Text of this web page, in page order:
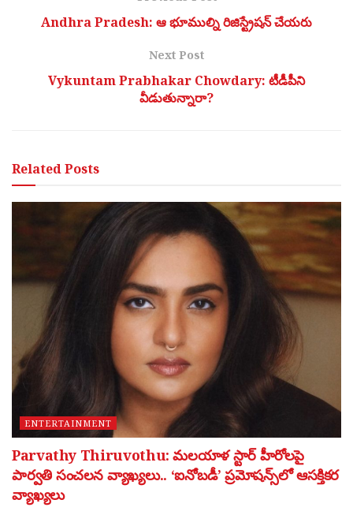
Andhra Pradesh: ఆ భూముల్ని రిజిస్ట్రేషన్‌ చేయరు
Next Post
Vykuntam Prabhakar Chowdary: టీడీపీని
వీడుతున్నారా?
RelatedPosts
ENTERTAINMENT
Parvathy Thiruvothu: మలయాళ స్టార్ హీరోలపై
పార్వతి సంచలన వ్యాఖ్యలు.. ‘ఐనోబడీ’ ప్రమోషన్స్‌లో ఆసక్తికర
వ్యాఖ్యలు